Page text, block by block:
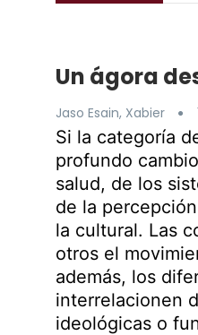
Un ágora
Jaso Esain, Xabier
Si la categoría
profundo
salud, de los
de la
la cultural. Las
otros el
además, los
interrelacionen
ideológicas o